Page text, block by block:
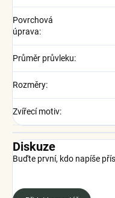
Povrchová
úprava:
Průměr průvleku:
Rozměry:
Zvířecí motiv:
Diskuze
Buďte první, kdo napíše